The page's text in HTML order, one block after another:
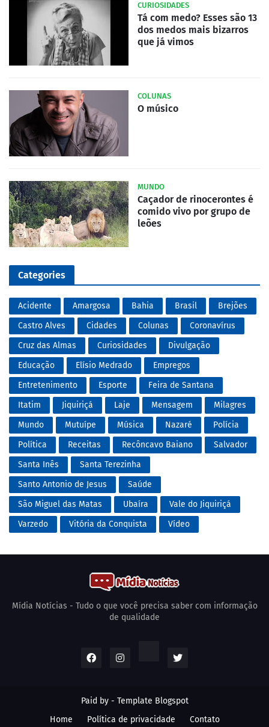
CURIOSIDADES
Tá com medo? Esses são 13
dos medos mais bizarros
que já vimos
COLUNAS
O músico
MUNDO
Caçador de rinocerontes é
comido vivo por grupo de
leões
Categories
Acidente Amargosa Bahia Brasil
Brejões
Castro Alves
Cidades Colunas
Coronavírus
Cruz das Almas
Curiosidades
Divulgação
Educação
Elísio Medrado
Empregos
Entretenimento
Esporte
Feira de Santana
Itatim
Jiquiriçá Laje Mensagem
Milagres
Mundo
Mutuípe Música Nazaré
Polícia
Política
Receitas Recôncavo Baiano
Salvador
Santa Inês
Santa Terezinha
Santo Antonio de Jesus
Saúde
São Miguel das Matas
Ubaíra
Vale do Jiquiriçá
Varzedo
Vitória da Conquista Vídeo
Mídia Notícias - Tudo o que você precisa saber com informação
de qualidade
Paid by - Template Blogspot
Home
Política de privacidade Contato